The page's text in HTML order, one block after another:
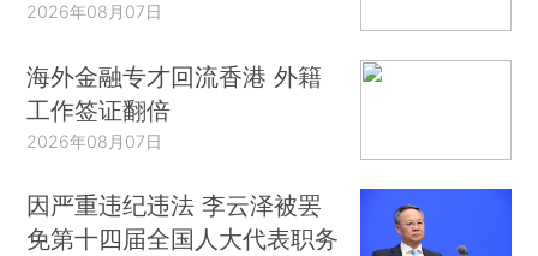
2026年08月07日
海外金融专才回流香港 外籍
工作签证翻倍
2026年08月07日
因严重违纪违法 李云泽被罢
免第十四届全国人大代表职务